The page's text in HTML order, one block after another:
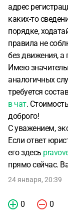
адрес
каких-то
порядке,
правила не
без движения, а
Имею
аналогичных
требуется
в чат.
доброго!
С уважением,
Если ответ
его здесь
прямо сейчас.
24 января, 20:39
0 0